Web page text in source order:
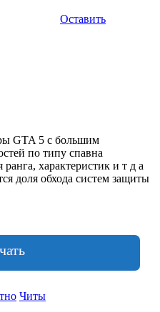
Оставить
GTA 5 с большим
по типу спавна
характеристик и т д а
доля обхода систем защиты
Читы